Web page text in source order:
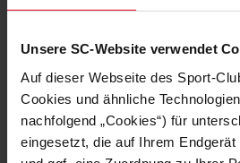
Unsere SC-Website verwendet
Auf dieser Webseite des Sport-
Cookies und ähnliche
nachfolgend „Cookies“) für
eingesetzt, die auf Ihrem
01.08.2026
KNAPPE
TESTSPIEL
KURZ GESPIELT
ACHTMAL SC
RANGLISTE